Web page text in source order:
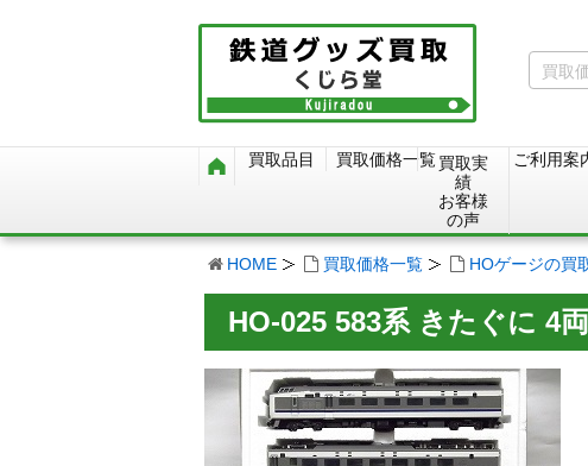
買取品目 買取価格一覧買取実
績
お客様
の声
ご利用案
HOME 買取価格一覧 HOゲージの買
HO-025 583系 きたぐに 4